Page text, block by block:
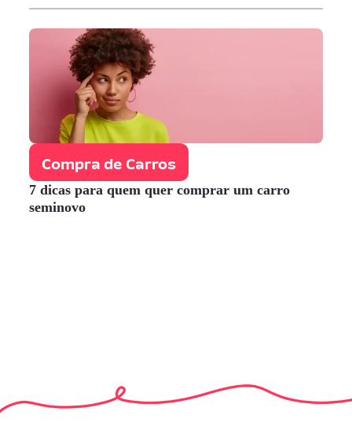
Compra de Carros
7 dicas para quem quer comprar um carro
seminovo